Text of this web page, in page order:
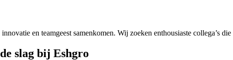
en teamgeest samenkomen. Wij zoeken enthousiaste collega’s
slag bij Eshgro